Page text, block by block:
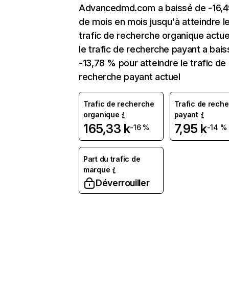
Advancedmd.com a baissé de -
de mois en mois jusqu'à atteindre
trafic de recherche organique
le trafic de recherche payant a
-13,78 % pour atteindre le trafic de
recherche payant actuel
Trafic de recherche
organique
165,33 k-16 %
Trafic de
payant
7,95 k-14 %
Part du trafic de
marque
Déverrouiller